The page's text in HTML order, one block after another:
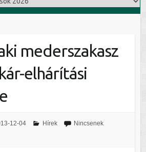
mederszakasz
elhárítási
12-04 Hírek
Nincsenek